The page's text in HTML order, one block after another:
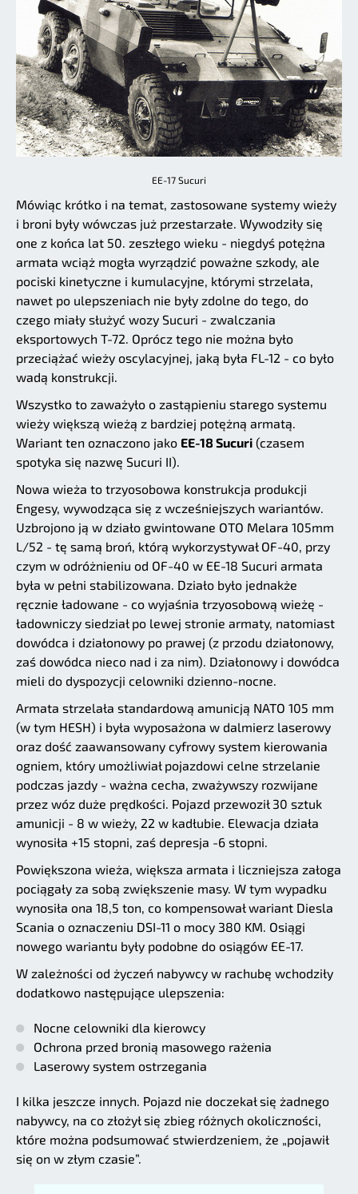
EE-17 Sucuri
Mówiąc krótko i na temat, zastosowane systemy wieży
i broni były wówczas już przestarzałe. Wywodziły się
one z końca lat 50. zeszłego wieku - niegdyś potężna
armata wciąż mogła wyrządzić poważne szkody, ale
pociski kinetyczne i kumulacyjne, którymi strzelała,
nawet po ulepszeniach nie były zdolne do tego, do
czego miały służyć wozy Sucuri - zwalczania
eksportowych T-72. Oprócz tego nie można było
przeciążać wieży oscylacyjnej, jaką była FL-12 - co było
wadą konstrukcji.
Wszystko to zaważyło o zastąpieniu starego systemu
wieży większą wieżą z bardziej potężną armatą.
Wariant ten oznaczono jako EE-18 Sucuri (czasem
spotyka się nazwę Sucuri II).
Nowa wieża to trzyosobowa konstrukcja produkcji
Engesy, wywodząca się z wcześniejszych wariantów.
Uzbrojono ją w działo gwintowane OTO Melara 105mm
L/52 - tę samą broń, którą wykorzystywał OF-40, przy
czym w odróżnieniu od OF-40 w EE-18 Sucuri armata
była w pełni stabilizowana. Działo było jednakże
ręcznie ładowane - co wyjaśnia trzyosobową wieżę -
ładowniczy siedział po lewej stronie armaty, natomiast
dowódca i działonowy po prawej (z przodu działonowy,
zaś dowódca nieco nad i za nim). Działonowy i dowódca
mieli do dyspozycji celowniki dzienno-nocne.
Armata strzelała standardową amunicją NATO 105 mm
(w tym HESH) i była wyposażona w dalmierz laserowy
oraz dość zaawansowany cyfrowy system kierowania
ogniem, który umożliwiał pojazdowi celne strzelanie
podczas jazdy - ważna cecha, zważywszy rozwijane
przez wóz duże prędkości. Pojazd przewoził 30 sztuk
amunicji - 8 w wieży, 22 w kadłubie. Elewacja działa
wynosiła +15 stopni, zaś depresja -6 stopni.
Powiększona wieża, większa armata i liczniejsza załoga
pociągały za sobą zwiększenie masy. W tym wypadku
wynosiła ona 18,5 ton, co kompensował wariant Diesla
Scania o oznaczeniu DSI-11 o mocy 380 KM. Osiągi
nowego wariantu były podobne do osiągów EE-17.
W zależności od życzeń nabywcy w rachubę wchodziły
dodatkowo następujące ulepszenia:
Nocne celowniki dla kierowcy
Ochrona przed bronią masowego rażenia
Laserowy system ostrzegania
I kilka jeszcze innych. Pojazd nie doczekał się żadnego
nabywcy, na co złożył się zbieg różnych okoliczności,
które można podsumować stwierdzeniem, że „pojawił
się on w złym czasie”.